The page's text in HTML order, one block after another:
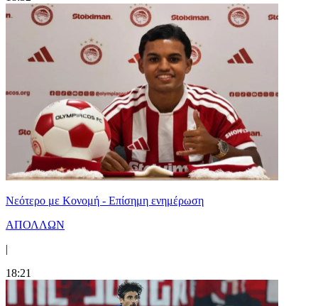
Νεότερο με Κονομή - Επίσημη ενημέρωση
ΑΠΟΛΛΩΝ
|
18:21